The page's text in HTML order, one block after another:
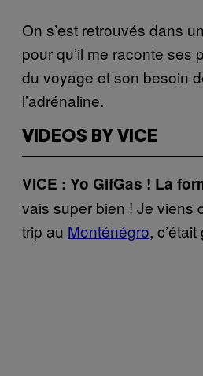
On s’est retrouvés dans
pour qu’il me raconte ses
du voyage et son besoin
l’adrénaline.
VIDEOS BY VICE
VICE : Yo GifGas ! La
vais super bien ! Je viens
trip au Monténégro,